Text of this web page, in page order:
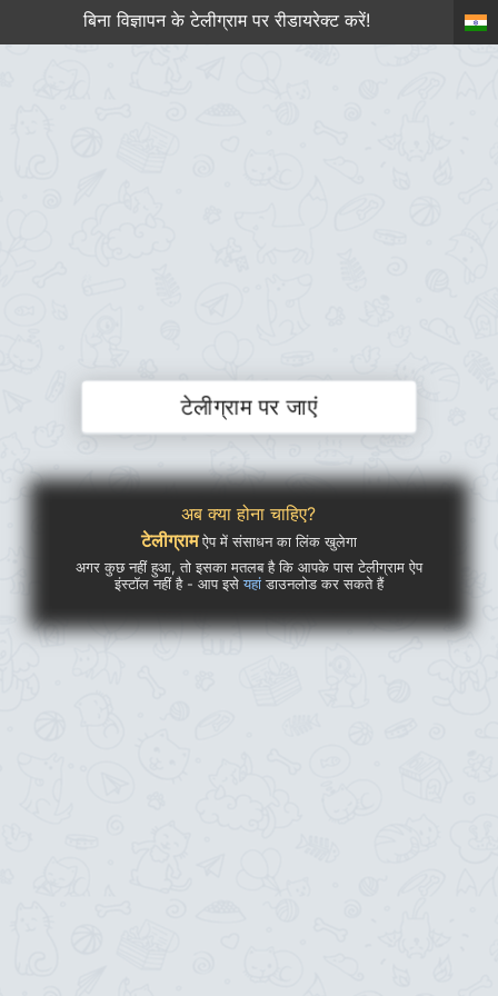
बिना विज्ञापन के टेलीग्राम पर रीडायरेक्ट करें!
टेलीग्राम पर जाएं
अब क्या होना चाहिए?
टेलीग्रामऐप में संसाधन का लिंक खुलेगा
अगर कुछ नहीं हुआ, तो इसका मतलब है कि आपके पास टेलीग्राम ऐप
इंस्टॉल नहीं है - आप इसेयहांडाउनलोड कर सकते हैं